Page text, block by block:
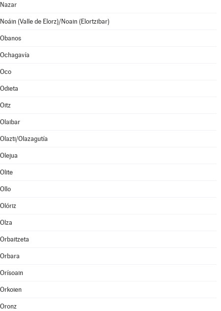
Nazar
Noáin (Valle de Elorz)/Noain (Elortzibar)
Obanos
Ochagavía
Oco
Odieta
Oitz
Olaibar
Olazti/Olazagutía
Olejua
Olite
Ollo
Olóriz
Olza
Orbaitzeta
Orbara
Orísoain
Orkoien
Oronz